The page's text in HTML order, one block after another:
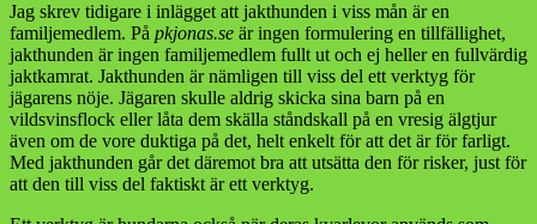
Jag skrev tidigare i inlägget att jakthunden i viss mån är en
familjemedlem. På pkjonas.se är ingen formulering en tillfällighet,
jakthunden är ingen familjemedlem fullt ut och ej heller en fullvärdig
jaktkamrat. Jakthunden är nämligen till viss del ett verktyg för
jägarens nöje. Jägaren skulle aldrig skicka sina barn på en
vildsvinsflock eller låta dem skälla ståndskall på en vresig älgtjur
även om de vore duktiga på det, helt enkelt för att det är för farligt.
Med jakthunden går det däremot bra att utsätta den för risker, just för
att den till viss del faktiskt är ett verktyg.